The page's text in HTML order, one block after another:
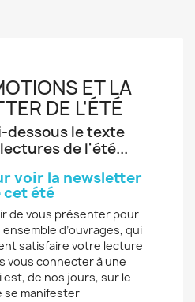
ET LA
DE L'ÉTÉ
dessous le texte
de l'été...
voir la newsletter
cet été
de vous présenter pour
d’ouvrages, qui
satisfaire votre lecture
vous connecter à une
de nos jours, sur le
se manifester